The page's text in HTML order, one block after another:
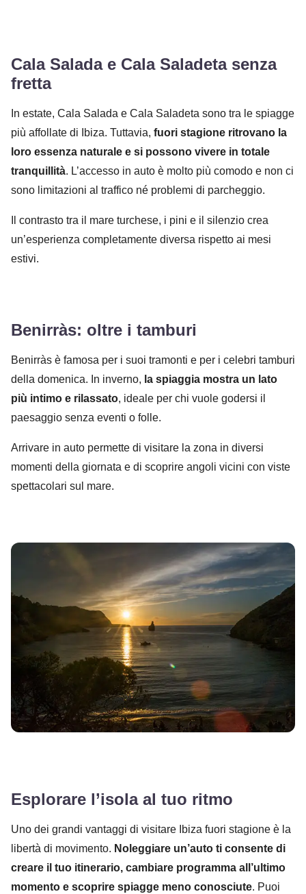
Cala Salada e Cala Saladeta senza
fretta
In estate, Cala Salada e Cala Saladeta sono tra le spiagge
più affollate di Ibiza. Tuttavia, fuori stagione ritrovano la
loro essenza naturale e si possono vivere in totale
tranquillità. L’accesso in auto è molto più comodo e non ci
sono limitazioni al traffico né problemi di parcheggio.
Il contrasto tra il mare turchese, i pini e il silenzio crea
un’esperienza completamente diversa rispetto ai mesi
estivi.
Benirràs: oltre i tamburi
Benirràs è famosa per i suoi tramonti e per i celebri tamburi
della domenica. In inverno, la spiaggia mostra un lato
più intimo e rilassato, ideale per chi vuole godersi il
paesaggio senza eventi o folle.
Arrivare in auto permette di visitare la zona in diversi
momenti della giornata e di scoprire angoli vicini con viste
spettacolari sul mare.
Esplorare l’isola al tuo ritmo
Uno dei grandi vantaggi di visitare Ibiza fuori stagione è la
libertà di movimento. Noleggiare un’auto ti consente di
creare il tuo itinerario, cambiare programma all’ultimo
momento e scoprire spiagge meno conosciute. Puoi